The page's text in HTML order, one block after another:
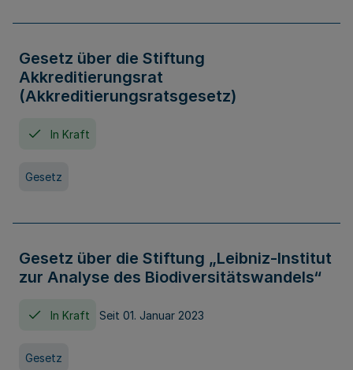
Gesetz über die Stiftung
Akkreditierungsrat
(Akkreditierungsratsgesetz)
In Kraft
Gesetz
Gesetz über die Stiftung „Leibniz-Institut
zur Analyse des Biodiversitätswandels“
In Kraft Seit 01. Januar 2023
Gesetz